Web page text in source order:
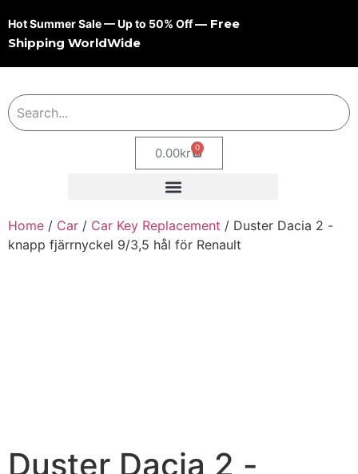
Hot Summer Sale — Up to 50% Off— Free
Shipping WorldWide
0.00kr 0
Home / Car / Car Key Replacement / Duster Dacia 2 -
knapp fjärrnyckel 9/3,5 hål för Renault
Duster Dacia 2 -